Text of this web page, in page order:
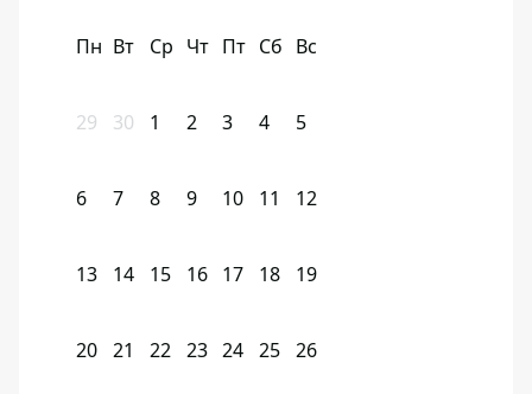
Пн Вт Ср Чт Пт Сб Вс
29 30 1 2 3 4 5
6 7 8 9 10 11 12
13 14 15 16 17 18 19
20 21 22 23 24 25 26